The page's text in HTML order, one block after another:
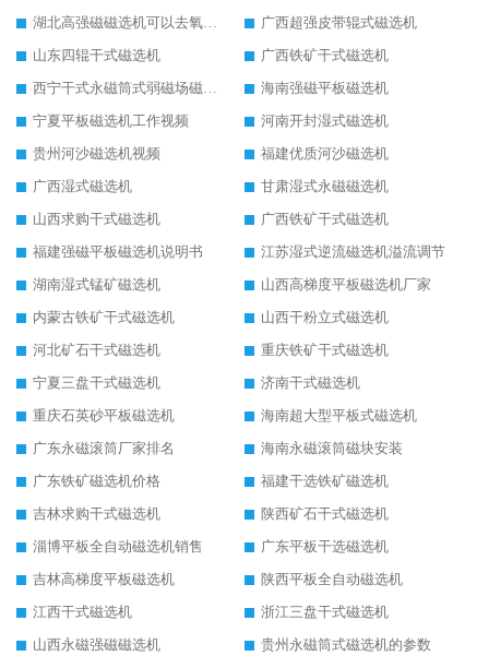
湖北高强磁磁选机可以去氧化铝
广西超强皮带辊式磁选机
山东四辊干式磁选机
广西铁矿干式磁选机
西宁干式永磁筒式弱磁场磁选机结构图
海南强磁平板磁选机
宁夏平板磁选机工作视频
河南开封湿式磁选机
贵州河沙磁选机视频
福建优质河沙磁选机
广西湿式磁选机
甘肃湿式永磁磁选机
山西求购干式磁选机
广西铁矿干式磁选机
福建强磁平板磁选机说明书
江苏湿式逆流磁选机溢流调节
湖南湿式锰矿磁选机
山西高梯度平板磁选机厂家
内蒙古铁矿干式磁选机
山西干粉立式磁选机
河北矿石干式磁选机
重庆铁矿干式磁选机
宁夏三盘干式磁选机
济南干式磁选机
重庆石英砂平板磁选机
海南超大型平板式磁选机
广东永磁滚筒厂家排名
海南永磁滚筒磁块安装
广东铁矿磁选机价格
福建干选铁矿磁选机
吉林求购干式磁选机
陕西矿石干式磁选机
淄博平板全自动磁选机销售
广东平板干选磁选机
吉林高梯度平板磁选机
陕西平板全自动磁选机
江西干式磁选机
浙江三盘干式磁选机
山西永磁强磁磁选机
贵州永磁筒式磁选机的参数